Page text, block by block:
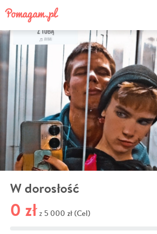
W dorosłość
0 zł z 5 000 zł (Cel)